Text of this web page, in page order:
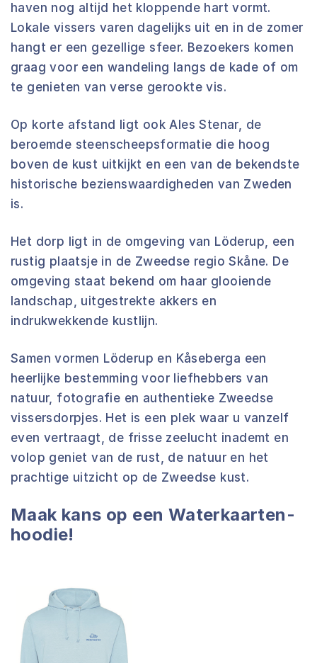
haven nog altijd het kloppende hart vormt.
Lokale vissers varen dagelijks uit en in de zomer
hangt er een gezellige sfeer. Bezoekers komen
graag voor een wandeling langs de kade of om
te genieten van verse gerookte vis.
Op korte afstand ligt ook Ales Stenar, de
beroemde steenscheepsformatie die hoog
boven de kust uitkijkt en een van de bekendste
historische bezienswaardigheden van Zweden
is.
Het dorp ligt in de omgeving van Löderup, een
rustig plaatsje in de Zweedse regio Skåne. De
omgeving staat bekend om haar glooiende
landschap, uitgestrekte akkers en
indrukwekkende kustlijn.
Samen vormen Löderup en Kåseberga een
heerlijke bestemming voor liefhebbers van
natuur, fotografie en authentieke Zweedse
vissersdorpjes. Het is een plek waar u vanzelf
even vertraagt, de frisse zeelucht inademt en
volop geniet van de rust, de natuur en het
prachtige uitzicht op de Zweedse kust.
Maak kans op een Waterkaarten-
hoodie!